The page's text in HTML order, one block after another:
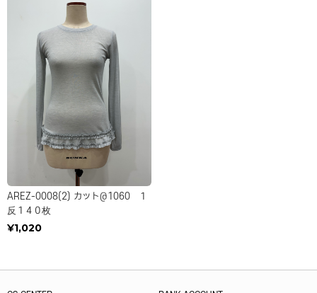
AREZ-0008(2) カット＠1060 １
反１４０枚
¥1,020